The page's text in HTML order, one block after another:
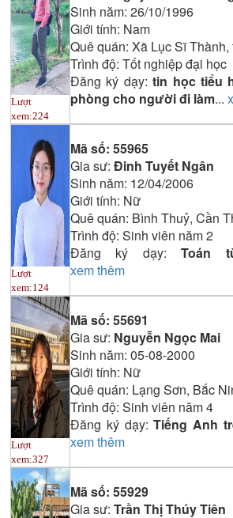
Lượt
xem:224
Sinh năm: 26/10/1996
Giới tính: Nam
Quê quán: Xã Lục Sĩ
Trình độ: Tốt nghiệp đại học
Đăng ký dạy:tin học tiểu
phòng cho người đi làm...
Lượt
xem:124
Mã số: 55965
Gia sư: Đinh Tuyết Ngân
Sinh năm: 12/04/2006
Giới tính: Nữ
Quê quán: Bình Thuỷ, Cần
Trình độ: Sinh viên năm 2
Đăng ký dạy:
xem thêm
Lượt
xem:327
Mã số: 55691
Gia sư: Nguyễn Ngọc Mai
Sinh năm: 05-08-2000
Giới tính: Nữ
Quê quán: Lạng Sơn, Bắc
Trình độ: Sinh viên năm 4
Đăng ký dạy:Tiếng Anh
xem thêm
Mã số: 55929
Gia sư: Trần Thị Thúy Tiên